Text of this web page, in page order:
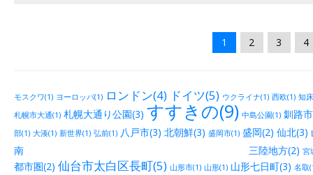
1 2 3 4
モスクワ(1) ヨーロッパ(1) ロンドン(4) ドイツ(5) ウクライナ(1) 西欧(1) 知
札幌市大通(1) 札幌大通り公園(3) すすきの(9) 中島公園(1) 釧路
部(1) 大湊(1) 新世界(1) 弘前(1) 八戸市(3) 北朝鮮(3) 盛岡市(1) 盛岡(2) 仙北(3)
南 三陸地方(2) 宮
都市圏(2) 仙台市太白区長町(5) 山形市(1) 山形(1) 山形七日町(3) 名取